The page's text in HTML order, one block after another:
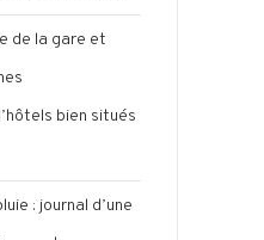
de la gare et
bien situés
: journal d’une